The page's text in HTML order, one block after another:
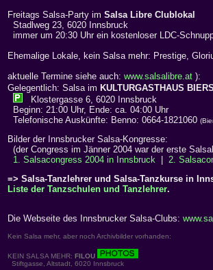
Freitags Salsa-Party im Salsa Libre Clublokal
Stadlweg 23, 6020 Innsbruck
immer um 20:30 Uhr ein kostenloser LDC-
Ehemalige Lokale, kein Salsa mehr: Prestige,
aktuelle Termine siehe auch: www.salsalibre.at ):
Gelegentlich: Salsa im KULTURGASTHAUS
Klostergasse 6, 6020 Innsbruck
Beginn: 21:00 Uhr, Ende: ca. 04:00 Uhr
Telefonische Auskünfte: Benno: 0664-1821060
Bilder der Innsbrucker Salsa-Kongresse:
(der Congress im Jänner 2004 war der erste
1. Salsacongress 2004 in Innsbruck
2.
=> Salsa-Tanzlehrer und Salsa-Tanzkurse in
Liste der Tanzschulen und Tanzlehrer.
Die Webseite des Innsbrucker Salsa-Clubs:
Kein Salsa mehr, aber noch Archivbilder vorhanden:
KEIN SALSA MEHR: FILOU
Stiftgasse, Altstadt, 6020 Innsbruck